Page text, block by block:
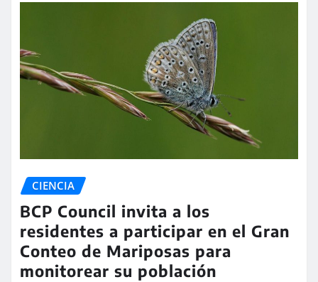
CIENCIA
BCP Council invita a los
residentes a participar en el Gran
Conteo de Mariposas para
monitorear su población